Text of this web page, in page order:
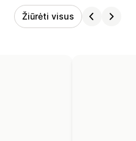
Žiūrėti visus